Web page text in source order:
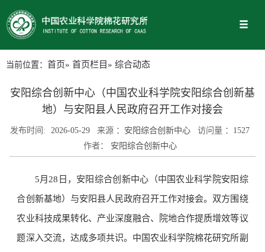
当前位置： 首页» 首页栏目» 综合动态
安阳综合创新中心（中国农业科学院安阳综合创新基
地）与安阳县人民政府召开工作对接会
发布时间: 2026-05-29 来源 ： 安阳综合创新中心 访问量 ： 1527
作者：
安阳综合创新中心
5月28日，安阳综合创新中心（中国农业科学院安阳综
合创新基地）与安阳县人民政府召开工作对接会。双方围绕
农业科技成果转化、产业深度融合、院地合作提质增效等议
题深入交流，达成多项共识。中国农业科学院棉花研究所副